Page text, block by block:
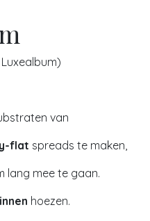
Luxealbum)
van
flat spreads te maken,
lang mee te gaan.
hoezen.